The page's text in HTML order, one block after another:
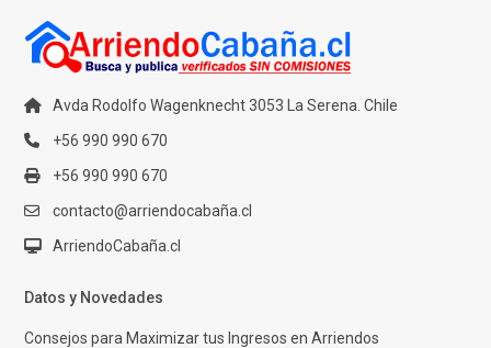
Avda Rodolfo Wagenknecht 3053 La Serena. Chile
+56 990 990 670
+56 990 990 670
contacto@arriendocabaña.cl
ArriendoCabaña.cl
Datos y Novedades
Consejos para Maximizar tus Ingresos en Arriendos